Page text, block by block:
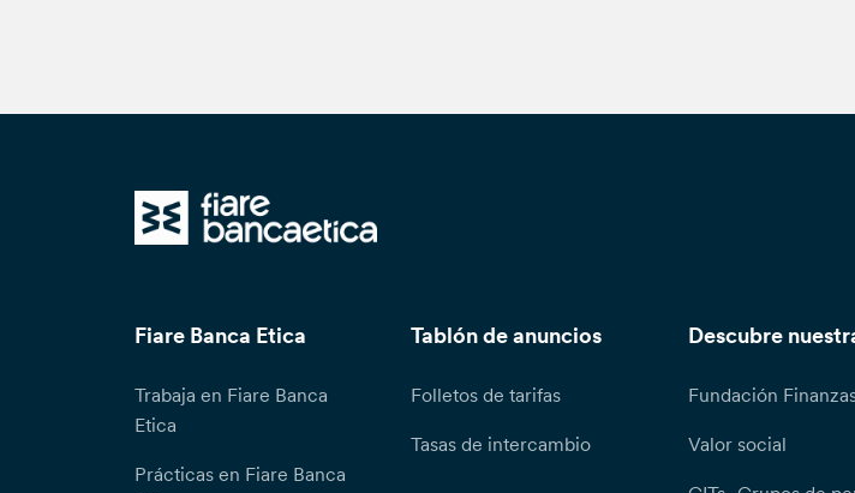
Fiare Banca Etica
Trabaja en Fiare Banca
Etica
Prácticas en Fiare Banca
Tablón de anuncios
Folletos de tarifas
Tasas de intercambio
Descubre
Fundación
Valor social